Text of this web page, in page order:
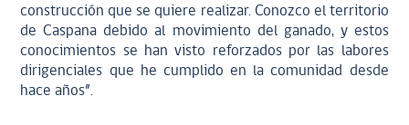
construcción que se quiere realizar. Conozco el territorio
de Caspana debido al movimiento del ganado, y estos
conocimientos se han visto reforzados por las labores
dirigenciales que he cumplido en la comunidad desde
hace años”.